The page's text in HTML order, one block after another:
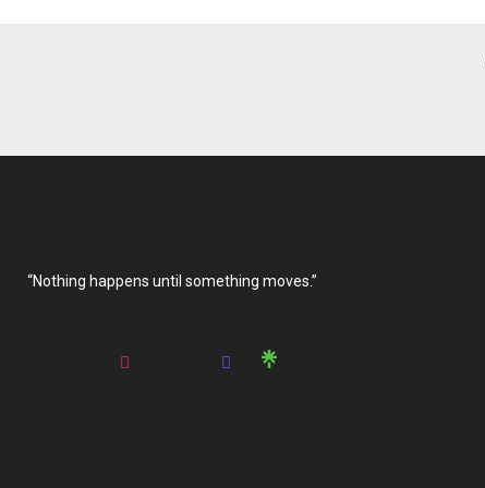
“Nothing happens until something moves.”